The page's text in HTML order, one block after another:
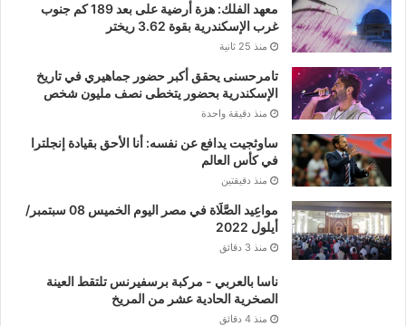
معهد الفلك: هزة أرضية على بعد 189 كم جنوب
غرب الإسكندرية بقوة 3.62 ريختر
منذ 25 ثانية
تامرحسنى يحقق أكبر حضور جماهيري في تاريخ
الإسكندرية بحضور يتخطى نصف مليون شخص
منذ دقيقة واحدة
ساوثجيت يدافع عن نفسه: أنا الأحق بقيادة إنجلترا
في كأس العالم
منذ دقيقتين
مواعِيد الصَّلَاة في مصر اليوم الخميس 08 سبتمبر/
أيلول 2022
منذ 3 دقائق
ناسا بالعربي - مركبة برسفيرنس تلتقط العينة
الصخرية الحادية عشر من المريخ
منذ 4 دقائق